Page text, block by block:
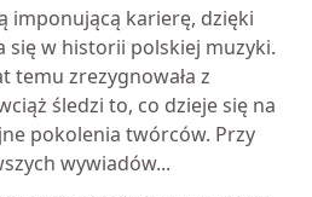
imponującą karierę, dzięki
się w historii polskiej muzyki.
temu zrezygnowała z
śledzi to, co dzieje się na
pokolenia twórców. Przy
wywiadów...